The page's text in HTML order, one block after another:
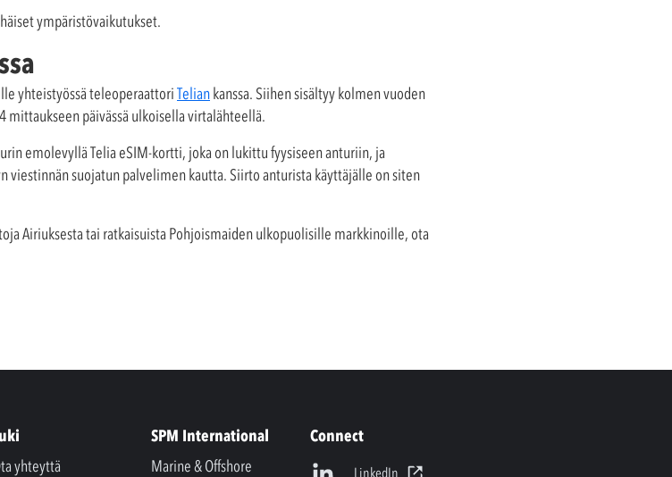
ympäristövaikutukset.
yhteistyössä teleoperaattoriTeliankanssa. Siihen sisältyy kolmen vuoden
mittaukseen päivässä ulkoisella virtalähteellä.
emolevyllä Telia eSIM-kortti, joka on lukittu fyysiseen anturiin, ja
viestinnän suojatun palvelimen kautta. Siirto anturista käyttäjälle on siten
Airiuksesta tai ratkaisuista Pohjoismaiden ulkopuolisille markkinoille, ota
yhteyttä
SPM International
Marine & Offshore
Connect
LinkedIn